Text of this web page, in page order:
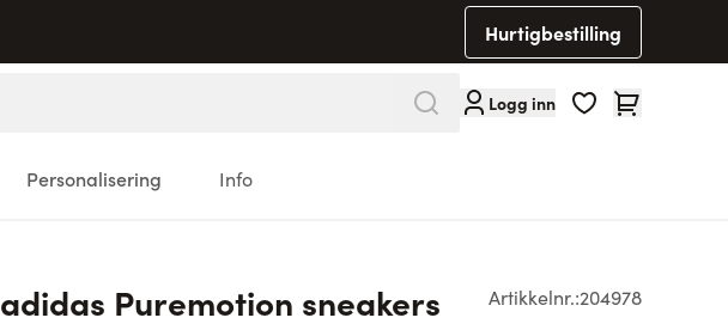
Hurtigbestilling
Logg inn Cart
Personalisering Info
Artikkelnr.:204978
adidas Puremotion sneakers